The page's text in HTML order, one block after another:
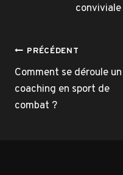
Navigation
de
l’article
PRÉCÉDENT
Comment se déroule un
coaching en sport de
combat ?